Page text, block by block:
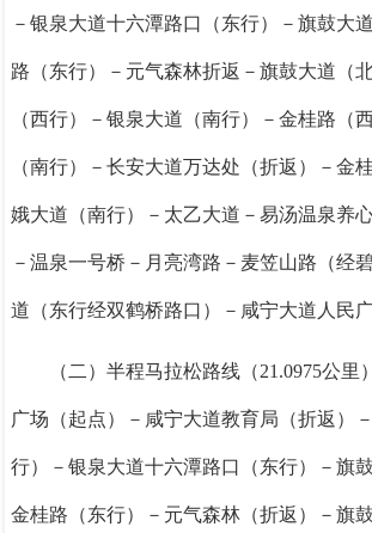
－银泉大道十六潭路口（东行）－旗鼓大
路（东行）－元气森林折返－旗鼓大道（
（西行）－银泉大道（南行）－金桂路（
（南行）－长安大道万达处（折返）－金
娥大道（南行）－太乙大道－易汤温泉养
－温泉一号桥－月亮湾路－麦笠山路（经
道（东行经双鹤桥路口）－咸宁大道人民
（二）半程马拉松路线（21.0975公里
广场（起点）－咸宁大道教育局（折返）
行）－银泉大道十六潭路口（东行）－旗
金桂路（东行）－元气森林（折返）－旗